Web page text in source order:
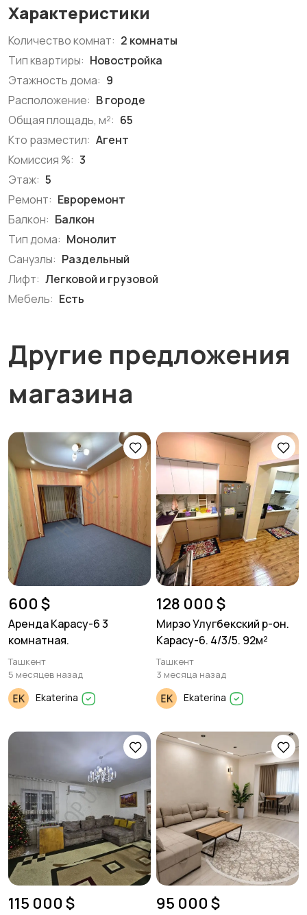
Характеристики
Количество комнат: 2 комнаты
Тип квартиры: Новостройка
Этажность дома: 9
Расположение: В городе
Общая площадь, м²: 65
Кто разместил: Агент
Комиссия %: 3
Этаж: 5
Ремонт: Евроремонт
Балкон: Балкон
Тип дома: Монолит
Санузлы: Раздельный
Лифт: Легковой и грузовой
Мебель: Есть
Другие предложения
магазина
600 $
Аренда Карасу-6 3
комнатная.
Ташкент
5 месяцев назад
Ekaterina
128 000 $
Мирзо Улугбекский р-он.
Карасу-6. 4/3/5. 92м²
Ташкент
3 месяца назад
Ekaterina
115 000 $ 95 000 $